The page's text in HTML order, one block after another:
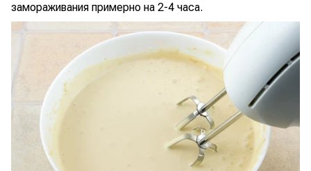
замораживания примерно на 2-4 часа.